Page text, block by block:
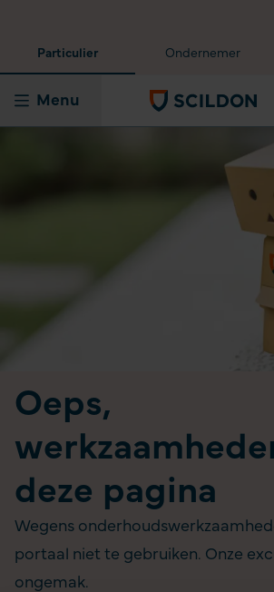
Particulier Ondernemer
Menu
Oeps,
deze pagina
Wegens
portaal niet te gebruiken. Onze
ongemak.